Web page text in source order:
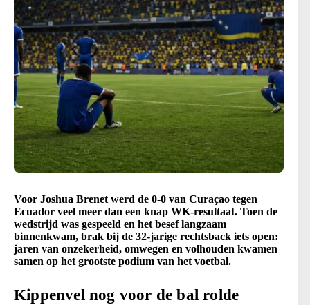
Voor Joshua Brenet werd de 0-0 van Curaçao tegen
Ecuador veel meer dan een knap WK-resultaat. Toen de
wedstrijd was gespeeld en het besef langzaam
binnenkwam, brak bij de 32-jarige rechtsback iets open:
jaren van onzekerheid, omwegen en volhouden kwamen
samen op het grootste podium van het voetbal.
Kippenvel nog voor de bal rolde